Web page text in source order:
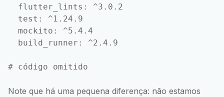
  flutter_lints: ^3.0.2
  test: ^1.24.9
  mockito: ^5.4.4
  build_runner: ^2.4.9
Note que há uma pequena diferença: não estamos